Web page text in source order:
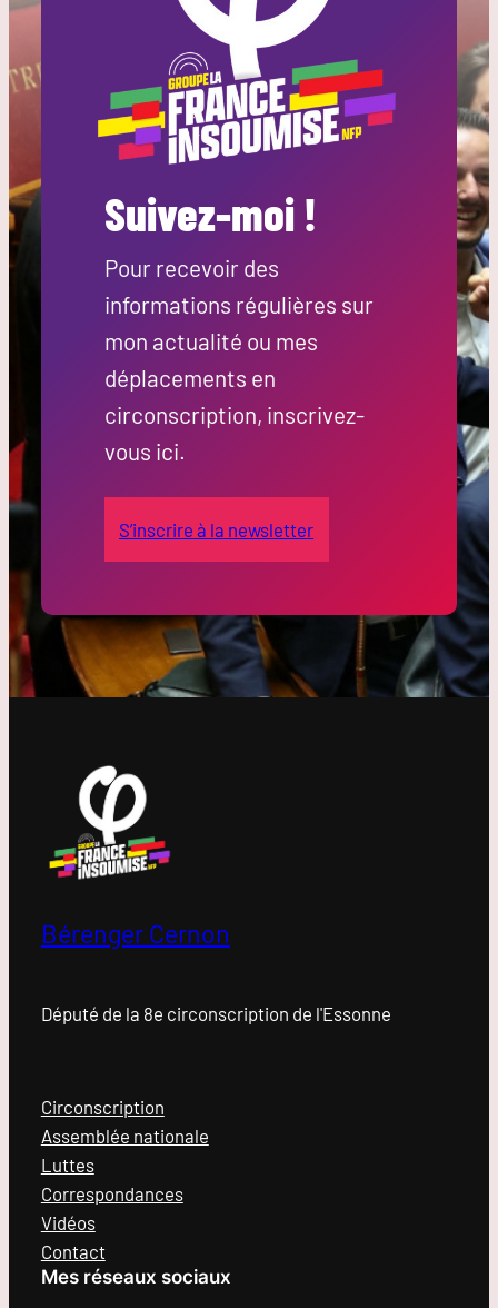
Suivez-moi !
Pour recevoir des
informations régulières sur
mon actualité ou mes
déplacements en
circonscription, inscrivez-
vous ici.
S’inscrire à la newsletter
Bérenger Cernon
Député de la 8e circonscription de l'Essonne
Circonscription
Assemblée nationale
Luttes
Correspondances
Vidéos
Contact
Mes réseaux sociaux